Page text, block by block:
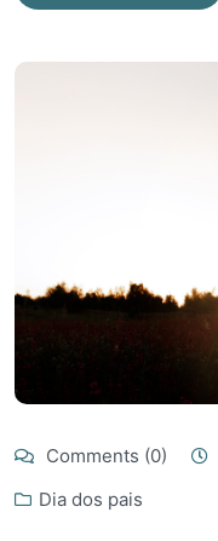
Comments (0)
Dia dos pais